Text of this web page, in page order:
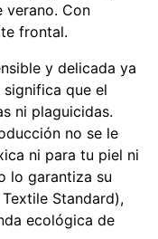
verano. Con
frontal.
y delicada ya
que el
ni plaguicidas.
no se le
ni para tu piel ni
lo garantiza su
Standard),
ecológica de